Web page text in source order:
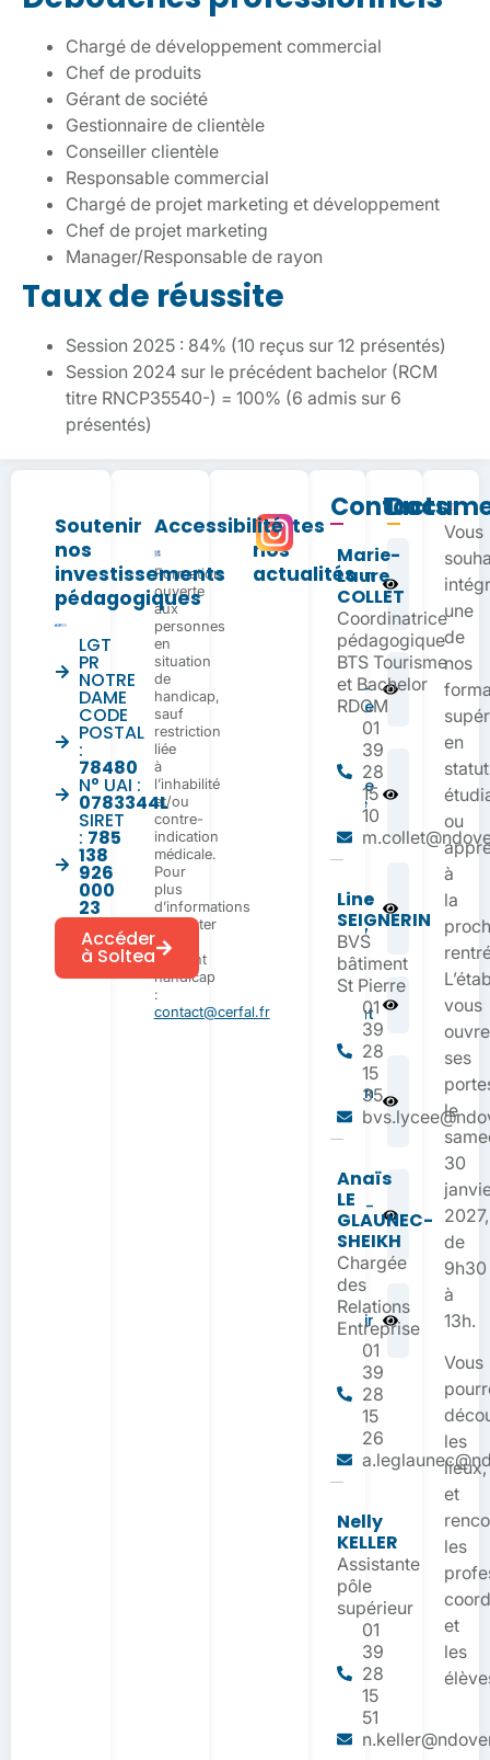
Chargé de développement commercial
Chef de produits
Gérant de société
Gestionnaire de clientèle
Conseiller clientèle
Responsable commercial
Chargé de projet marketing et développement
Chef de projet marketing
Manager/Responsable de rayon
Taux de réussite
Session 2025 : 84% (10 reçus sur 12 présentés)
Session 2024 sur le précédent bachelor (RCM
titre RNCP35540-) = 100% (6 admis sur 6
présentés)
Vous
une
de
nos
en
statut
ou
à
la
vous
ouvre
ses
le
30
2027,
de
9h30
à
13h.
Vous
les
lieux,
et
les
et
les
Dossier
d’inscription
Bachelor
Règlement
Intérieur BTS –
Apprentissage
d’urgence
infirmerie
RS 26-27
d’alternance
Bachelor
RDCM 26/27
Fiche
Contrat
présentation
Bachelor
Plaquette de
présentation-
Actions
InfoAvenir
NDOsup
Contacts
Marie-
Laure
COLLET
Coordinatrice
pédagogique
BTS Tourisme
et Bachelor
RDCM
01
39
28
15
10
Line
SEIGNERIN
BVS
bâtiment
St Pierre
01
39
28
15
35
Anaïs
LE
GLAUNEC-
SHEIKH
Chargée
des
Relations
Entreprise
01
39
28
15
26
Nelly
KELLER
Assistante
pôle
supérieur
01
39
28
15
51
Toutes
nos
actualités
Accessibilité
Formation
ouverte
aux
personnes
en
situation
de
handicap,
sauf
restriction
liée
à
l’inhabilité
et/ou
contre-
indication
médicale.
Pour
plus
d’informations
contacter
notre
référent
handicap
:
contact@cerfal.fr
Soutenir
nos
investissements
pédagogiques
LGT
PR
NOTRE
DAME
CODE
POSTAL
:
78480
N° UAI :
0783344L
SIRET
: 785
138
926
000
23
Accéder
à Soltea